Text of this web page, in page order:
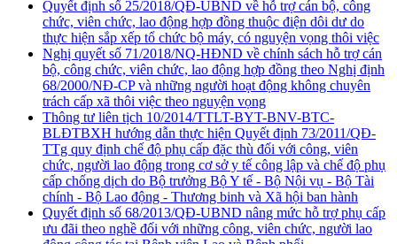
Quyết định số 25/2018/QĐ-UBND về hỗ trợ cán bộ, công
chức, viên chức, lao động hợp đồng thuộc điện dôi dư do
thực hiện sắp xếp tổ chức bộ máy, có nguyện vọng thôi việc
Nghị quyết số 71/2018/NQ-HĐND về chính sách hỗ trợ cán
bộ, công chức, viên chức, lao động hợp đồng theo Nghị định
68/2000/NĐ-CP và những người hoạt động không chuyên
trách cấp xã thôi việc theo nguyện vọng
Thông tư liên tịch 10/2014/TTLT-BYT-BNV-BTC-
BLĐTBXH hướng dẫn thực hiện Quyết định 73/2011/QĐ-
TTg quy định chế độ phụ cấp đặc thù đối với công, viên
chức, người lao động trong cơ sở y tế công lập và chế độ phụ
cấp chống dịch do Bộ trưởng Bộ Y tế - Bộ Nội vụ - Bộ Tài
chính - Bộ Lao động - Thương binh và Xã hội ban hành
Quyết định số 68/2013/QĐ-UBND nâng mức hỗ trợ phụ cấp
ưu đãi theo nghề đối với những công, viên chức, người lao